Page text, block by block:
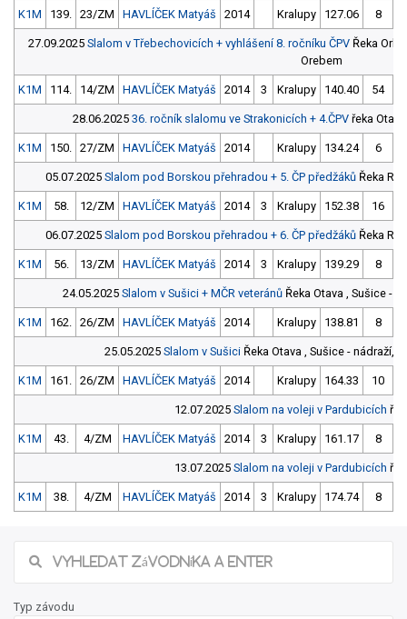
K1M 139. 23/ZM HAVLÍČEK Matyáš 2014 Kralupy 127.06 8
27.09.2025 Slalom v Třebechovicích + vyhlášení 8. ročníku ČPV Řeka
Orebem
K1M 114. 14/ZM HAVLÍČEK Matyáš 2014 3 Kralupy 140.40 54
28.06.2025 36. ročník slalomu ve Strakonicích + 4.ČPVřeka
K1M 150. 27/ZM HAVLÍČEK Matyáš 2014 Kralupy 134.24 6
05.07.2025 Slalom pod Borskou přehradou + 5. ČP předžáků Řeka
K1M 58. 12/ZM HAVLÍČEK Matyáš 2014 3 Kralupy 152.38 16
06.07.2025 Slalom pod Borskou přehradou + 6. ČP předžáků Řeka
K1M 56. 13/ZM HAVLÍČEK Matyáš 2014 3 Kralupy 139.29 8
24.05.2025 Slalom v Sušici + MČR veteránůŘeka Otava , Sušice -
K1M 162. 26/ZM HAVLÍČEK Matyáš 2014 Kralupy 138.81 8
25.05.2025 Slalom v SušiciŘeka Otava , Sušice - nádraží,
K1M 161. 26/ZM HAVLÍČEK Matyáš 2014 Kralupy 164.33 10
12.07.2025 Slalom na voleji v Pardubicích
K1M 43. 4/ZM HAVLÍČEK Matyáš 2014 3 Kralupy 161.17 8
13.07.2025 Slalom na voleji v Pardubicích
K1M 38. 4/ZM HAVLÍČEK Matyáš 2014 3 Kralupy 174.74 8
Typ závodu